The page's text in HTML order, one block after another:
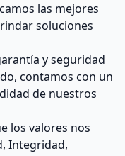
las mejores
soluciones
y seguridad
contamos con un
de nuestros
los valores nos
Integridad,